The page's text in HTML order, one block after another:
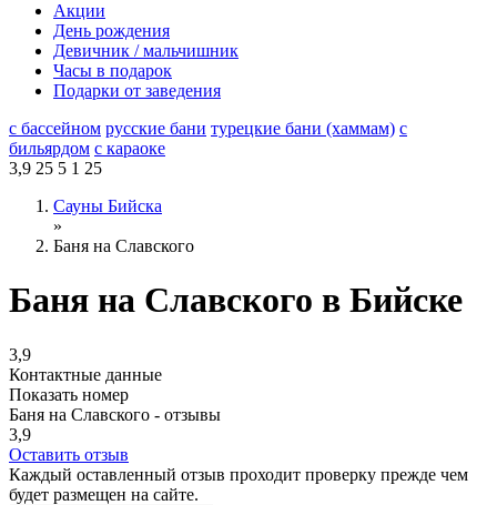
Акции
День рождения
Девичник / мальчишник
Часы в подарок
Подарки от заведения
с бассейном русские бани турецкие бани (хаммам) с
бильярдом с караоке
3,9 25 5 1 25
Сауны Бийска
»
Баня на Славского
Баня на Славского в Бийске
3,9
Контактные данные
Показать номер
Баня на Славского - отзывы
3,9
Оставить отзыв
Каждый оставленный отзыв проходит проверку прежде чем
будет размещен на сайте.